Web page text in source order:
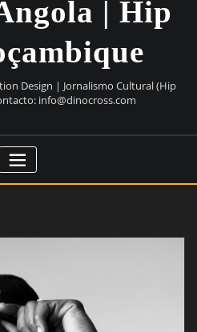
| Hip
Design | Jornalismo Cultural (Hip
info@dinocross.com